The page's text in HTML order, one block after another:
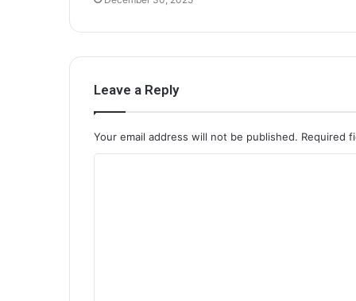
Leave a Reply
Your email address will not be published. Required